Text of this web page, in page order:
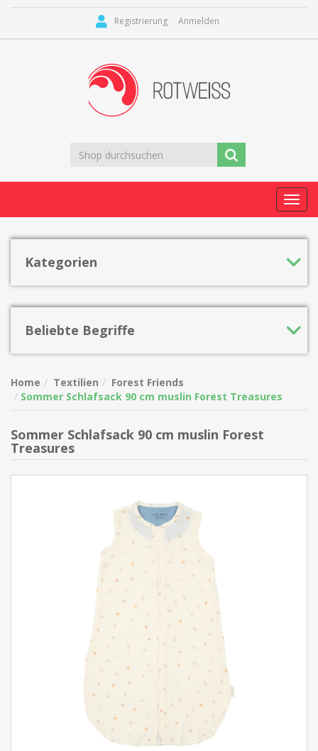
Registrierung Anmelden
Kategorien
Beliebte Begriffe
Home Textilien
Forest Friends
Sommer Schlafsack 90 cm muslin Forest Treasures
Sommer Schlafsack 90 cm muslin Forest
Treasures